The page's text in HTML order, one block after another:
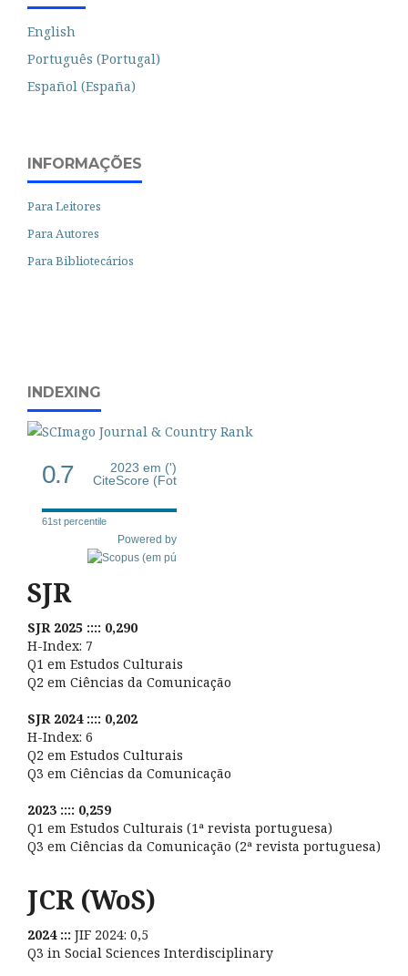
English
Português (Portugal)
Español (España)
INFORMAÇÕES
Para Leitores
Para Autores
Para Bibliotecários
INDEXING
0.7
2023 em (')
CiteScore (Fot
61st percentile
Powered by
SJR
SJR 2025 :::: 0,290
H-Index: 7
Q1 em Estudos Culturais
Q2 em Ciências da Comunicação
SJR 2024 :::: 0,202
H-Index: 6
Q2 em Estudos Culturais
Q3 em Ciências da Comunicação
2023 :::: 0,259
Q1 em Estudos Culturais (1ª revista portuguesa)
Q3 em Ciências da Comunicação (2ª revista portuguesa)
JCR (WoS)
2024 ::: JIF 2024: 0,5
Q3 in Social Sciences Interdisciplinary